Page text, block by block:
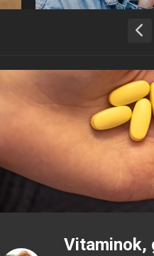
Vitaminok,